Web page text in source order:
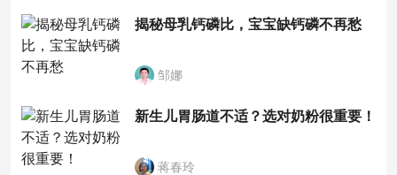
揭秘母乳钙磷比，宝宝缺钙磷不再愁
邹娜
新生儿胃肠道不适？选对奶粉很重要！
蒋春玲